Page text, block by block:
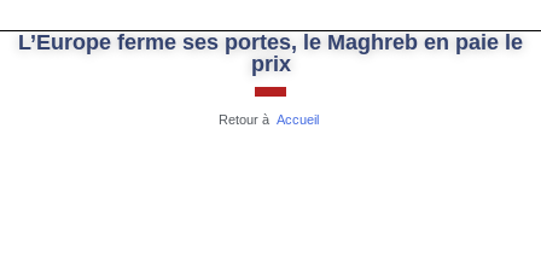
L’Europe ferme ses portes, le Maghreb en paie le
prix
Retour à Accueil